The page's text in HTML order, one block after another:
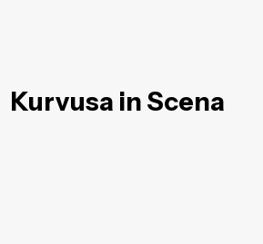
Kurvusa in Scena